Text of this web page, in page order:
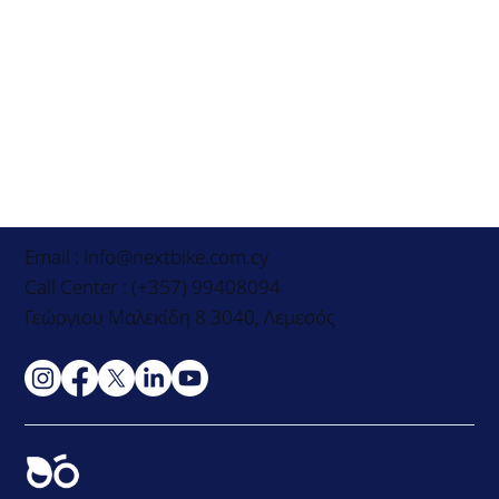
Email : info@nextbike.com.cy
Call Center : (+357) 99408094
Γεώργιου Μαλεκίδη 8 3040, Λεμεσός